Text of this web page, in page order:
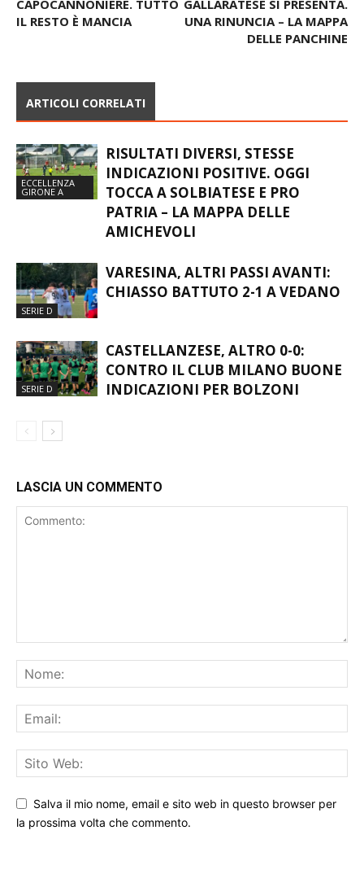
CAPOCANNONIERE. TUTTO
IL RESTO È MANCIA
GALLARATESE SI PRESENTA.
UNA RINUNCIA – LA MAPPA
DELLE PANCHINE
ARTICOLI CORRELATI
ECCELLENZA
GIRONE A
RISULTATI DIVERSI, STESSE
INDICAZIONI POSITIVE. OGGI
TOCCA A SOLBIATESE E PRO
PATRIA – LA MAPPA DELLE
AMICHEVOLI
SERIE D
VARESINA, ALTRI PASSI AVANTI:
CHIASSO BATTUTO 2-1 A VEDANO
SERIE D
CASTELLANZESE, ALTRO 0-0:
CONTRO IL CLUB MILANO BUONE
INDICAZIONI PER BOLZONI
LASCIA UN COMMENTO
Salva il mio nome, email e sito web in questo browser per
la prossima volta che commento.